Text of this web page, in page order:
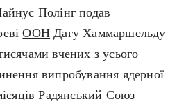
Полінг подав
ООН Дагу Хаммаршельду
вчених з усього
випробування ядерної
Радянський Союз